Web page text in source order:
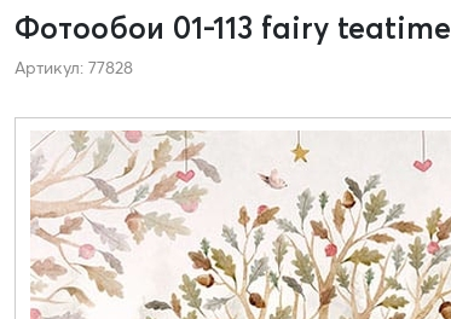
Фотообои 01-113 fairy teatime
Артикул: 77828